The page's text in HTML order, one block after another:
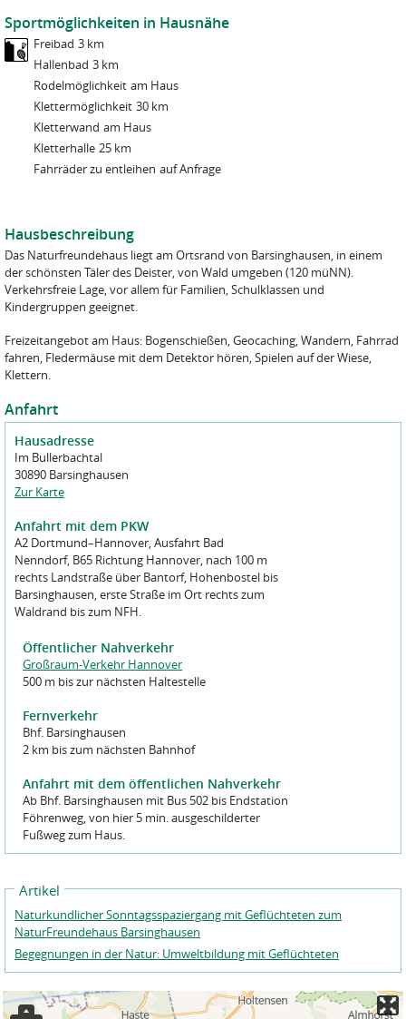
Sportmöglichkeiten in Hausnähe
Freibad 3 km
Hallenbad 3 km
Rodelmöglichkeit am Haus
Klettermöglichkeit 30 km
Kletterwand am Haus
Kletterhalle 25 km
Fahrräder zu entleihen auf Anfrage
Hausbeschreibung
Das Naturfreundehaus liegt am Ortsrand von Barsinghausen, in einem
der schönsten Täler des Deister, von Wald umgeben (120 müNN).
Verkehrsfreie Lage, vor allem für Familien, Schulklassen und
Kindergruppen geeignet.
Freizeitangebot am Haus: Bogenschießen, Geocaching, Wandern, Fahrrad
fahren, Fledermäuse mit dem Detektor hören, Spielen auf der Wiese,
Klettern.
Anfahrt
Hausadresse
Im Bullerbachtal
30890 Barsinghausen
Zur Karte
Anfahrt mit dem PKW
A2 Dortmund–Hannover, Ausfahrt Bad
Nenndorf, B65 Richtung Hannover, nach 100 m
rechts Landstraße über Bantorf, Hohenbostel bis
Barsinghausen, erste Straße im Ort rechts zum
Waldrand bis zum NFH.
Öffentlicher Nahverkehr
Großraum-Verkehr Hannover
500 m bis zur nächsten Haltestelle
Fernverkehr
Bhf. Barsinghausen
2 km bis zum nächsten Bahnhof
Anfahrt mit dem öffentlichen Nahverkehr
Ab Bhf. Barsinghausen mit Bus 502 bis Endstation
Föhrenweg, von hier 5 min. ausgeschilderter
Fußweg zum Haus.
Artikel
Naturkundlicher Sonntagsspaziergang mit Geflüchteten zum
NaturFreundehaus Barsinghausen
Begegnungen in der Natur: Umweltbildung mit Geflüchteten